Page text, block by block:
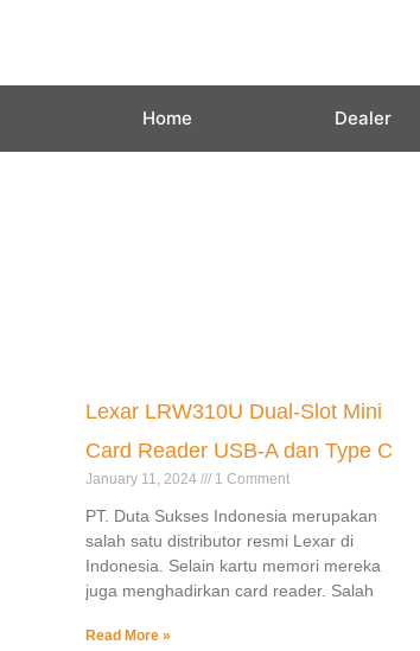
content
Home Dealer
Lexar LRW310U Dual-Slot Mini
Card Reader USB-A dan Type C
January 11, 2024 1 Comment
PT. Duta Sukses Indonesia merupakan
salah satu distributor resmi Lexar di
Indonesia. Selain kartu memori mereka
juga menghadirkan card reader. Salah
Read More »